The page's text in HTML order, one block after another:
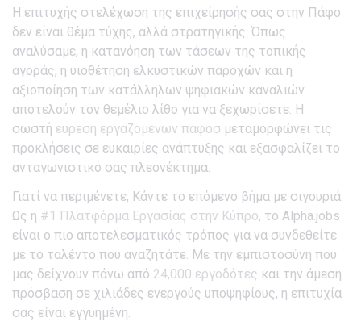
Η επιτυχής στελέχωση της επιχείρησής σας στην Πάφο
δεν είναι θέμα τύχης, αλλά στρατηγικής. Όπως
αναλύσαμε, η κατανόηση των τάσεων της τοπικής
αγοράς, η υιοθέτηση ελκυστικών παροχών και η
αξιοποίηση των κατάλληλων ψηφιακών καναλιών
αποτελούν τον θεμέλιο λίθο για να ξεχωρίσετε. Η
σωστή ευρεση εργαζομενων παφοσ μεταμορφώνει τις
προκλήσεις σε ευκαιρίες ανάπτυξης και εξασφαλίζει το
ανταγωνιστικό σας πλεονέκτημα.
Γιατί να περιμένετε; Κάντε το επόμενο βήμα με σιγουριά.
Ως η #1 Πλατφόρμα Εργασίας στην Κύπρο, το Alpha.jobs
είναι ο πιο αποτελεσματικός τρόπος για να συνδεθείτε
με το ταλέντο που αναζητάτε. Με την εμπιστοσύνη που
μας δείχνουν πάνω από 24,000 εργοδότες και την άμεση
πρόσβαση σε χιλιάδες ενεργούς υποψηφίους, η επιτυχία
σας είναι εγγυημένη.